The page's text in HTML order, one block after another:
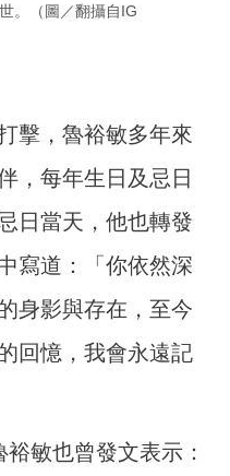
。（圖／翻攝自IG
擊，魯裕敏多年來
，每年生日及忌日
日當天，他也轉發
寫道：「你依然深
身影與存在，至今
回憶，我會永遠記
敏也曾發文表示：